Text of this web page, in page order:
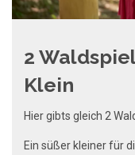
2
Klein
Hier gibts gleich 2
Ein süßer kleiner für